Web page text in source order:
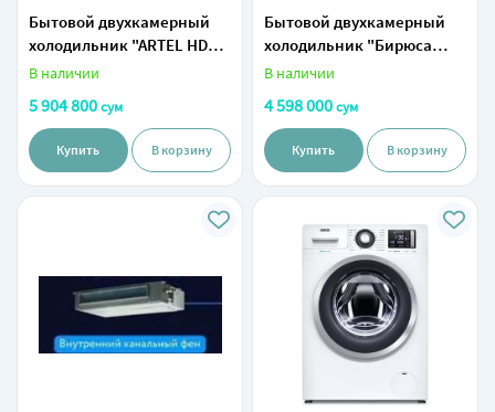
Бытовой двухкамерный
холодильник "ARTEL HD
430 RWENS" Без дисплея,
В наличии
5 904 800сум
Купить В корзину
Бытовой двухкамерный
холодильник "Бирюса
М6033" (Серебристый) 310
В наличии
4 598 000сум
Купить В корзину